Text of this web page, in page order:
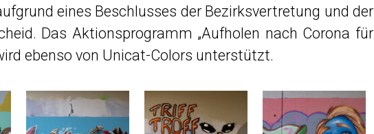
eines Beschlusses der Bezirksvertretung und der
Das Aktionsprogramm „Aufholen nach Corona für
ebenso von Unicat-Colors unterstützt.